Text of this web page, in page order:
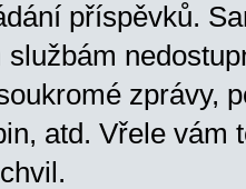
příspěvků.
zprávy,
atd. Vřele vám